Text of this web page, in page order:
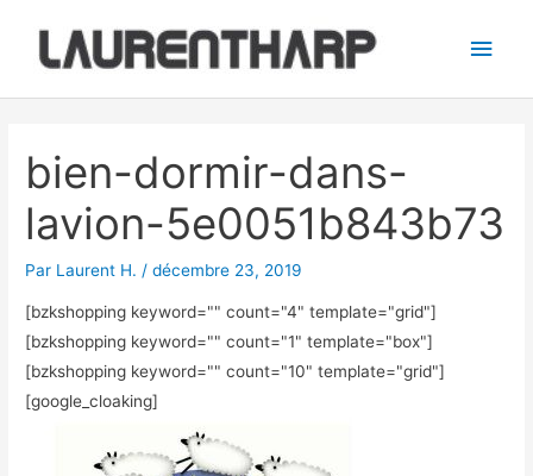
contenu
bien-dormir-dans-
lavion-5e0051b843b73
Par Laurent H. /décembre 23, 2019
[bzkshopping keyword="" count="4" template="grid"]
[bzkshopping keyword="" count="1" template="box"]
[bzkshopping keyword="" count="10" template="grid"]
[google_cloaking]
articles